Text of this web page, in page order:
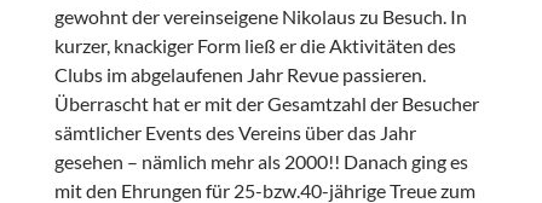
gewohnt der vereinseigene Nikolaus zu Besuch. In
kurzer, knackiger Form ließ er die Aktivitäten des
Clubs im abgelaufenen Jahr Revue passieren.
Überrascht hat er mit der Gesamtzahl der Besucher
sämtlicher Events des Vereins über das Jahr
gesehen – nämlich mehr als 2000!! Danach ging es
mit den Ehrungen für 25-bzw.40-jährige Treue zum